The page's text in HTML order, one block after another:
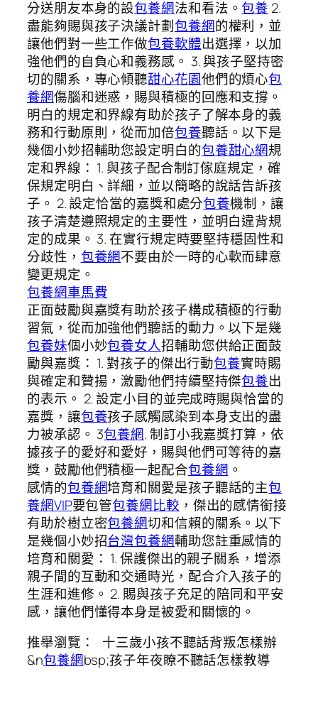
分送朋友本身的設包養網法和看法。包養 2.
盡能夠賜與孩子決議計劃包養網的權利，並
讓他們對一些工作做包養軟體出選擇，以加
強他們的自負心和義務感。 3. 與孩子堅持密
切的關系，專心傾聽甜心花園他們的煩心包
養網傷腦和迷惑，賜與積極的回應和支撐。
明白的規定和界線有助於孩子了解本身的義
務和行動原則，從而加倍包養聽話。以下是
幾個小妙招輔助您設定明白的包養甜心網規
定和界線： 1. 與孩子配合制訂傢庭規定，確
保規定明白、詳細，並以簡略的說話告訴孩
子。 2. 設定恰當的嘉獎和處分包養機制，讓
孩子清楚遵照規定的主要性，並明白違背規
定的成果。 3. 在實行規定時要堅持穩固性和
分歧性， 包養網不要由於一時的心軟而肆意
變更規定。
包養網車馬費
正面鼓勵與嘉獎有助於孩子構成積極的行動
習氣，從而加強他們聽話的動力。以下是幾
包養妹個小妙包養女人招輔助您供給正面鼓
勵與嘉獎： 1. 對孩子的傑出行動包養實時賜
與確定和贊揚，激勵他們持續堅持傑包養出
的表示。 2. 設定小目的並完成時賜與恰當的
嘉獎，讓包養孩子感觸感染到本身支出的盡
力被承認。 3包養網. 制訂小我嘉獎打算，依
據孩子的愛好和愛好，賜與他們可等待的嘉
獎，鼓勵他們積極一起配合包養網 。
感情的包養網培育和關愛是孩子聽話的主包
養網VIP要包管包養網比較 ，傑出的感情銜接
有助於樹立密包養網切和信賴的關系。以下
是幾個小妙招台灣包養網輔助您註重感情的
培育和關愛： 1. 保護傑出的親子關系，增添
親子間的互動和交通時光，配合介入孩子的
生涯和進修。 2. 賜與孩子充足的陪同和平安
感，讓他們懂得本身是被愛和關懷的。
推舉瀏覽： 十三歲小孩不聽話背叛怎樣辦
&n包養網bsp;孩子年夜瞭不聽話怎樣教導